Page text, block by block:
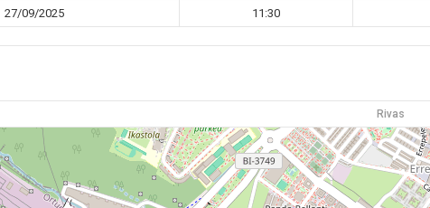
27/09/2025 11:30
Rivas